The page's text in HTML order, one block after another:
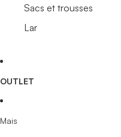
Sacs et trousses
Lar
OUTLET
Mais